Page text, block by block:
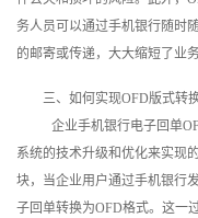
务人员可以通过手机银行随时
的邮寄或传递，大大缩短了业
三、如何实现OFD版式转
企业手机银行电子回单
系统的技术升级和优化来实现
块，当企业用户通过手机银行
子回单转换为OFD格式。这一